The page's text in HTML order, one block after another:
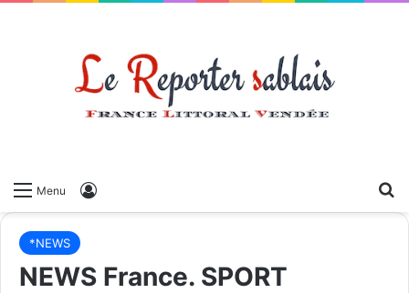
Menu
*NEWS
NEWS France. SPORT